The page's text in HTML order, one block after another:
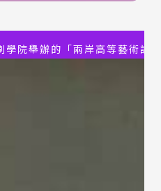
院舉辦的「兩岸高等藝術設